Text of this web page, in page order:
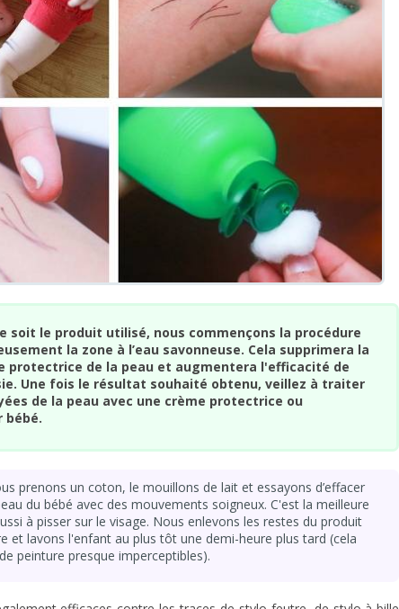
soit le produit utilisé, nous commençons la procédure
la zone à l’eau savonneuse. Cela supprimera la
protectrice de la peau et augmentera l'efficacité de
Une fois le résultat souhaité obtenu, veillez à traiter
de la peau avec une crème protectrice ou
bébé.
prenons un coton, le mouillons de lait et essayons d’effacer
du bébé avec des mouvements soigneux. C'est la meilleure
à pisser sur le visage. Nous enlevons les restes du produit
et lavons l'enfant au plus tôt une demi-heure plus tard (cela
peinture presque imperceptibles).